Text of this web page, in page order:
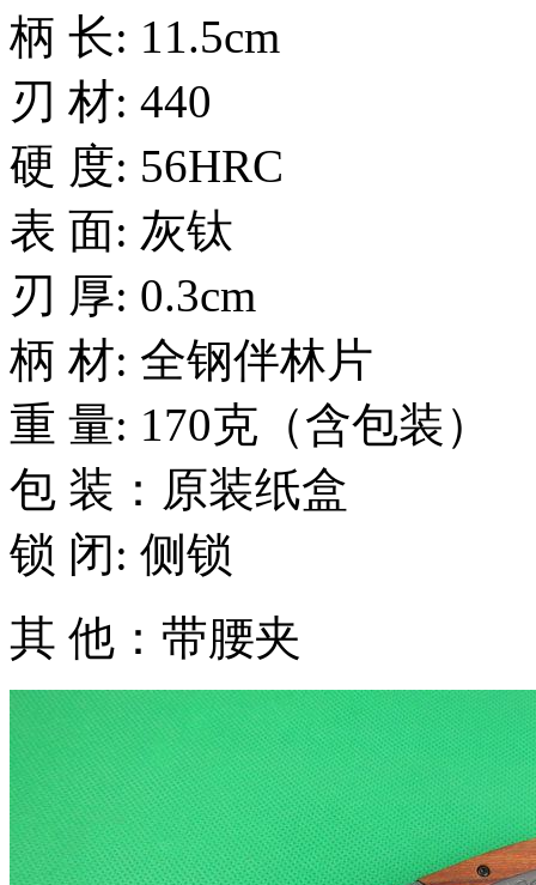
柄 长: 11.5cm
刃 材: 440
硬 度: 56HRC
表 面: 灰钛
刃 厚: 0.3cm
柄 材: 全钢伴林片
重 量: 170克（含包装）
包 装：原装纸盒
锁 闭: 侧锁
其 他：带腰夹